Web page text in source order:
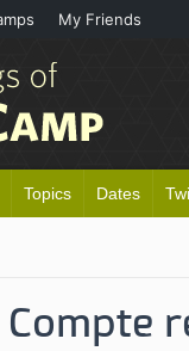
Topics Dates
Compte
My Friends